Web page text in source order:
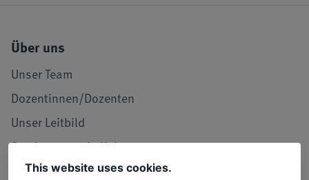
Über uns
Unser Team
Dozentinnen/Dozenten
Unser Leitbild
Seminarraum in Köln
LIW in den Medien
This website uses cookies.